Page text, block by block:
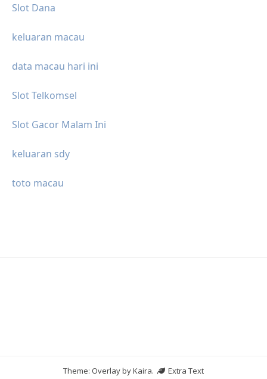
Slot Dana
keluaran macau
data macau hari ini
Slot Telkomsel
Slot Gacor Malam Ini
keluaran sdy
toto macau
Theme: Overlay byKaira. Extra Text